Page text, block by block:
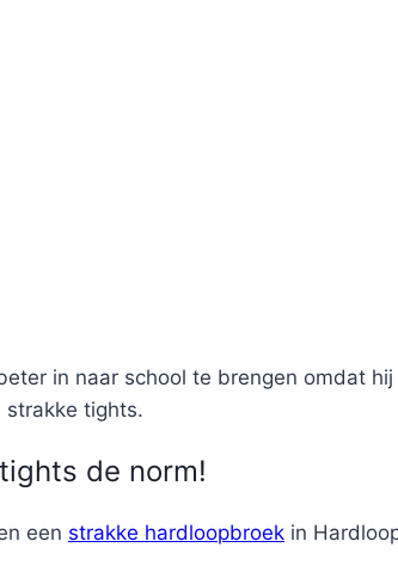
in naar school te brengen omdat
strakke tights.
de norm!
een strakke hardloopbroek in